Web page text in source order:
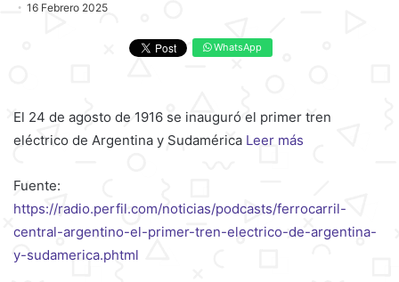
16 Febrero 2025
WhatsApp
El 24 de agosto de 1916 se inauguró el primer tren
eléctrico de Argentina y Sudamérica Leer más
Fuente:
https://radio.perfil.com/noticias/podcasts/ferrocarril-
central-argentino-el-primer-tren-electrico-de-argentina-
y-sudamerica.phtml